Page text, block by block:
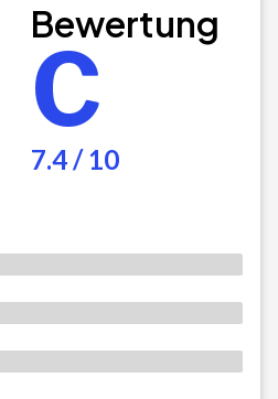
Bewertung
C
7.4 / 10